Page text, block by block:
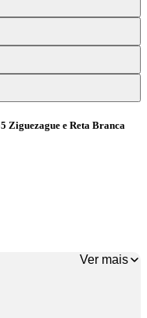
Ziguezague e Reta Branca
Ver mais